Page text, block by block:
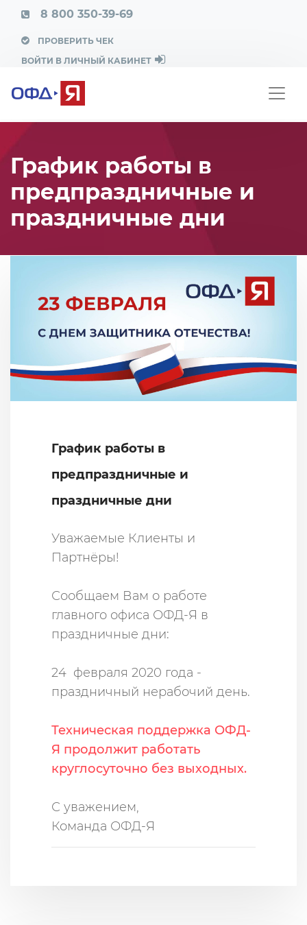
8 800 350-39-69
ПРОВЕРИТЬ ЧЕК
ВОЙТИ В ЛИЧНЫЙ КАБИНЕТ
График работы в
предпраздничные и
праздничные дни
График работы в
предпраздничные и
праздничные дни
Уважаемые Клиенты и
Партнёры!
Сообщаем Вам о работе
главного офиса ОФД-Я в
праздничные дни:
24 февраля 2020 года -
праздничный нерабочий день.
Техническая поддержка ОФД-
Я продолжит работать
круглосуточно без выходных.
С уважением,
Команда ОФД-Я